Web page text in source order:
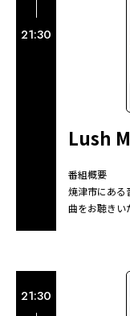
21:30
Lush
番組概要
焼津市にある
曲をお聴きい
21:30